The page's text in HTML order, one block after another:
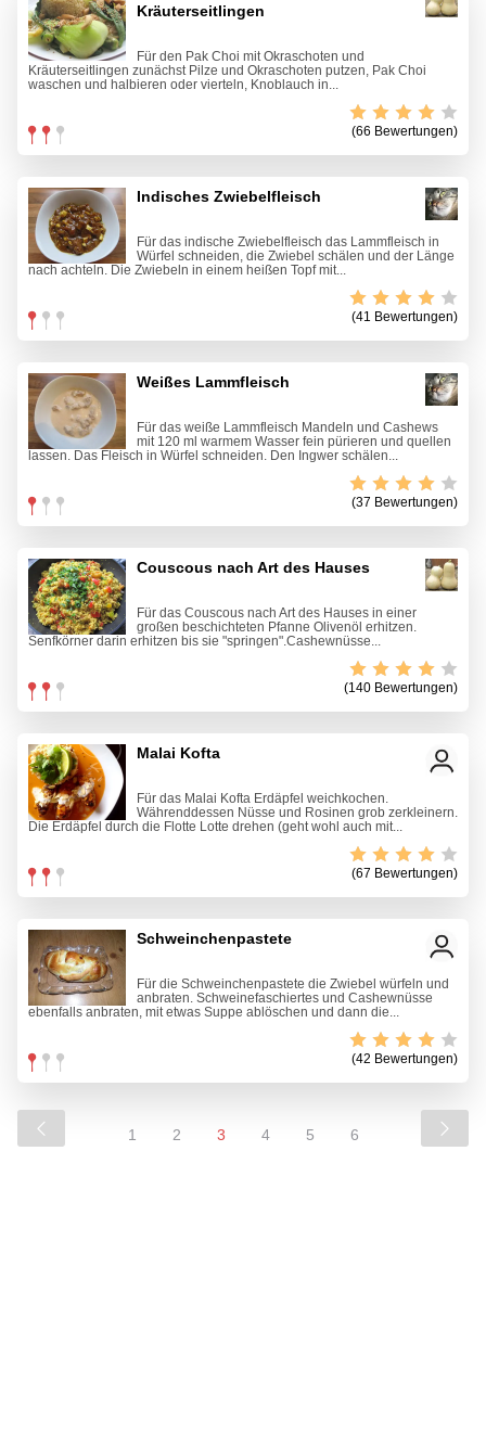
Kräuterseitlingen
Für den Pak Choi mit Okraschoten und
Kräuterseitlingen zunächst Pilze und Okraschoten putzen, Pak Choi
waschen und halbieren oder vierteln, Knoblauch in...
(66 Bewertungen)
Indisches Zwiebelfleisch
Für das indische Zwiebelfleisch das Lammfleisch in
Würfel schneiden, die Zwiebel schälen und der Länge
nach achteln. Die Zwiebeln in einem heißen Topf mit...
(41 Bewertungen)
Weißes Lammfleisch
Für das weiße Lammfleisch Mandeln und Cashews
mit 120 ml warmem Wasser fein pürieren und quellen
lassen. Das Fleisch in Würfel schneiden. Den Ingwer schälen...
(37 Bewertungen)
Couscous nach Art des Hauses
Für das Couscous nach Art des Hauses in einer
großen beschichteten Pfanne Olivenöl erhitzen.
Senfkörner darin erhitzen bis sie "springen".Cashewnüsse...
(140 Bewertungen)
Malai Kofta
Für das Malai Kofta Erdäpfel weichkochen.
Währenddessen Nüsse und Rosinen grob zerkleinern.
Die Erdäpfel durch die Flotte Lotte drehen (geht wohl auch mit...
(67 Bewertungen)
Schweinchenpastete
Für die Schweinchenpastete die Zwiebel würfeln und
anbraten. Schweinefaschiertes und Cashewnüsse
ebenfalls anbraten, mit etwas Suppe ablöschen und dann die...
(42 Bewertungen)
1 2 3 4 5 6